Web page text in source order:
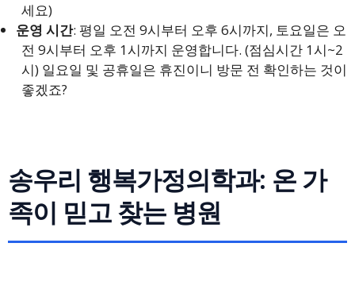
세요)
운영 시간: 평일 오전 9시부터 오후 6시까지, 토요일은 오
전 9시부터 오후 1시까지 운영합니다. (점심시간 1시~2
시) 일요일 및 공휴일은 휴진이니 방문 전 확인하는 것이
좋겠죠?
송우리 행복가정의학과: 온 가
족이 믿고 찾는 병원